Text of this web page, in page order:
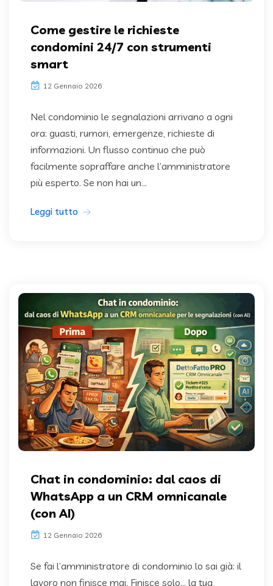
Come gestire le richieste
condomini 24/7 con strumenti
smart
12 Gennaio 2026
Nel condominio le segnalazioni arrivano a ogni
ora: guasti, rumori, emergenze, richieste di
informazioni. Un flusso continuo che può
facilmente sopraffare anche l’amministratore
più esperto. Se non hai un...
Leggi tutto
Chat in condominio: dal caos di
WhatsApp a un CRM omnicanale
(con AI)
12 Gennaio 2026
Se fai l’amministratore di condominio lo sai già: il
lavoro non finisce mai. Finisce solo… la tua